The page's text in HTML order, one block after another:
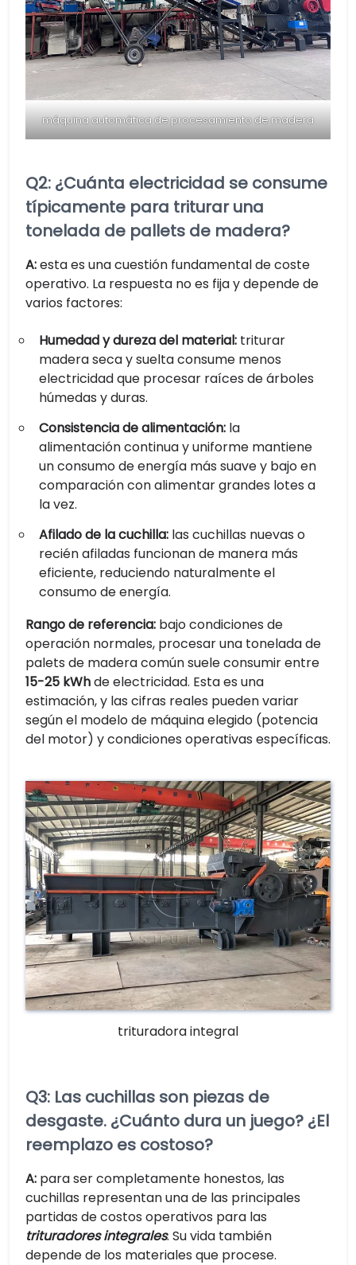
máquina automática de procesamiento de madera
Q2: ¿Cuánta electricidad se consume
típicamente para triturar una
tonelada de pallets de madera?
A:esta es una cuestión fundamental de coste
operativo. La respuesta no es fija y depende de
varios factores:
Humedad y dureza del material: triturar
madera seca y suelta consume menos
electricidad que procesar raíces de árboles
húmedas y duras.
Consistencia de alimentación: la
alimentación continua y uniforme mantiene
un consumo de energía más suave y bajo en
comparación con alimentar grandes lotes a
la vez.
Afilado de la cuchilla: las cuchillas nuevas o
recién afiladas funcionan de manera más
eficiente, reduciendo naturalmente el
consumo de energía.
Rango de referencia: bajo condiciones de
operación normales, procesar una tonelada de
palets de madera común suele consumir entre
15-25 kWhde electricidad. Esta es una
estimación, y las cifras reales pueden variar
según el modelo de máquina elegido (potencia
del motor) y condiciones operativas específicas.
trituradora integral
Q3: Las cuchillas son piezas de
desgaste. ¿Cuánto dura un juego? ¿El
reemplazo es costoso?
A: para ser completamente honestos, las
cuchillas representan una de las principales
partidas de costos operativos para las
trituradores integrales. Su vida también
depende de los materiales que procese.